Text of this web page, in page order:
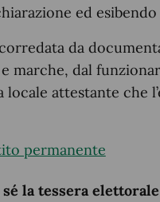
ed
da
marche, dal
locale attestante che
permanente
la tessera